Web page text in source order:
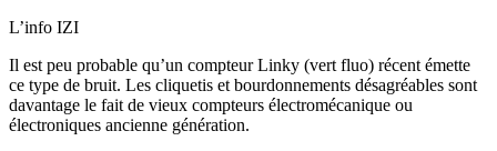
L’info IZI
Il est peu probable qu’un compteur Linky (vert fluo) récent émette
ce type de bruit. Les cliquetis et bourdonnements désagréables sont
davantage le fait de vieux compteurs électromécanique ou
électroniques ancienne génération.